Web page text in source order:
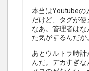
本当はYoutubeの
だけど、タグが
なあ。管理者はな
た気がするんだが。
あとウルトラ時計
んだ。デカすぎ